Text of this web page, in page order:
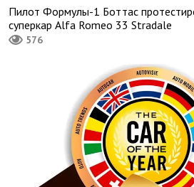
Пилот Формулы-1 Боттас
суперкар Alfa Romeo 33 Stradale
576